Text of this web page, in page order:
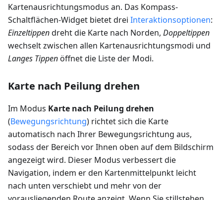
Kartenausrichtungsmodus an. Das Kompass-
Schaltflächen-Widget bietet drei Interaktionsoptionen:
Einzeltippendreht die Karte nach Norden, Doppeltippen
wechselt zwischen allen Kartenausrichtungsmodi und
Langes Tippenöffnet die Liste der Modi.
Karte nach Peilung drehen
Im Modus Karte nach Peilung drehen
(Bewegungsrichtung) richtet sich die Karte
automatisch nach Ihrer Bewegungsrichtung aus,
sodass der Bereich vor Ihnen oben auf dem Bildschirm
angezeigt wird. Dieser Modus verbessert die
Navigation, indem er den Kartenmittelpunkt leicht
nach unten verschiebt und mehr von der